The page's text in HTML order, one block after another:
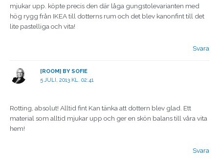
mjukar upp. köpte precis den där låga gungstolevarianten med
hög rygg från IKEA till dotterns rum och det blev kanonfint till det
lite pastelliga och vita!
Svara
[ROOM] BY SOFIE
5 JULI, 2013 KL. 02:41
Rotting, absolut! Alltid fint Kan tänka att dottern blev glad. Ett
material som alltid mjukar upp och ger en skön balans till våra vita
hem!
Svara